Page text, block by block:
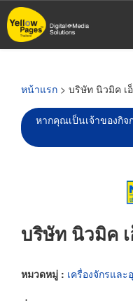
ข้าม
ไป
หน้าแรก > บริษัท นิวมิค เ
หากคุณเป็นเจ้าของกิ
บริษัท นิวมิค
หมวดหมู่ : เครื่องจักรแล